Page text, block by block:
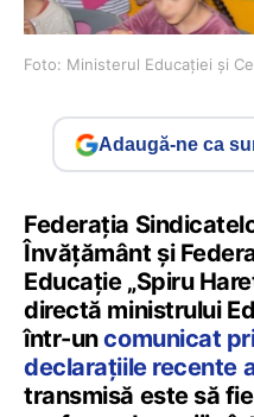
Foto: Ministerul Educației și
Adaugă-ne ca
Federația
Învățământ și
Educație „Spiru
directă ministrului
într-uncomunicat
declarațiile recente
transmisă este să